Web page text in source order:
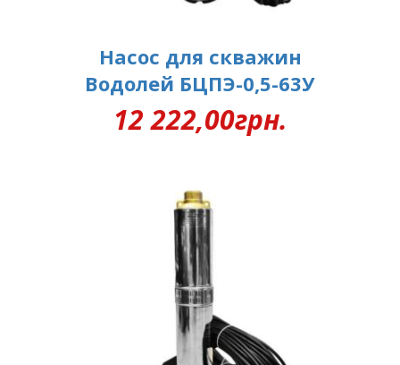
Насос для скважин
Водолей БЦПЭ-0,5-63У
12 222,00грн.